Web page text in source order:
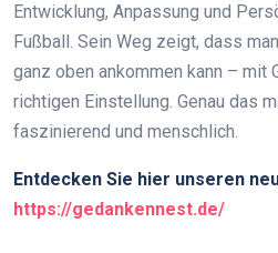
Entwicklung, Anpassung und
Fußball. Sein Weg zeigt, dass
ganz oben ankommen kann – mit
richtigen Einstellung. Genau das
faszinierend und menschlich.
Entdecken Sie hier unseren
https://gedankennest.de/